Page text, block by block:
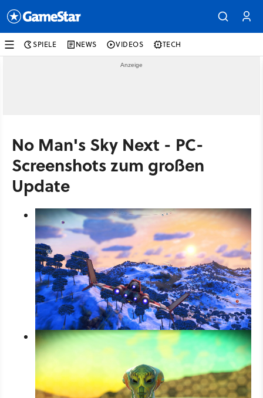
SPIELE NEWS VIDEOS TECH
No Man's Sky Next - PC-
Screenshots zum großen
Update